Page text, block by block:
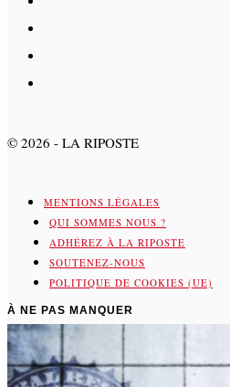
© 2026 - LA RIPOSTE
MENTIONS LÉGALES
QUI SOMMES NOUS ?
ADHÉREZ À LA RIPOSTE
SOUTENEZ-NOUS
POLITIQUE DE COOKIES (UE)
À NE PAS MANQUER